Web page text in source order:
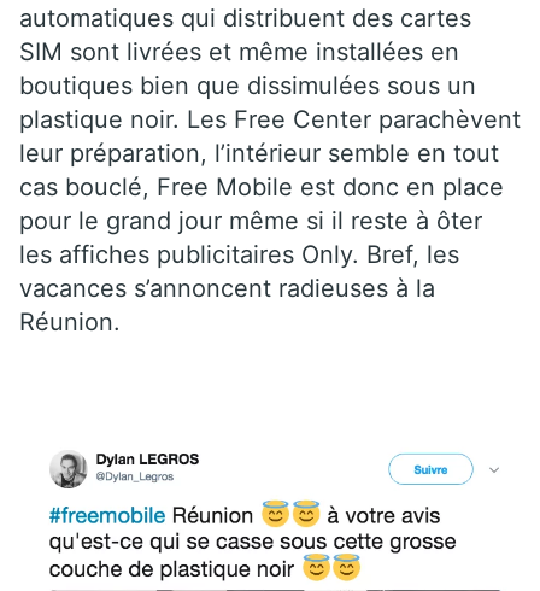
automatiques qui distribuent des cartes
SIM sont livrées et même installées en
boutiques bien que dissimulées sous un
plastique noir. Les Free Center parachèvent
leur préparation, l’intérieur semble en tout
cas bouclé, Free Mobile est donc en place
pour le grand jour même si il reste à ôter
les affiches publicitaires Only. Bref, les
vacances s’annoncent radieuses à la
Réunion.